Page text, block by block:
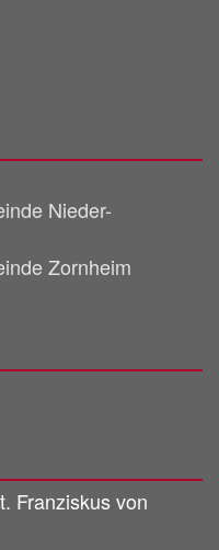
Nieder-
Zornheim
Franziskus von